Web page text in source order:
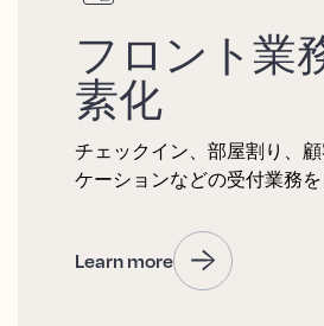
フロント業
素化
チェックイン、部屋割り、
ケーションなどの受付業務を
Learn more